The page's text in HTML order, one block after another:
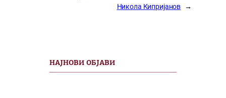
Никола Кипријанов
→
НАЈНОВИ ОБЈАВИ